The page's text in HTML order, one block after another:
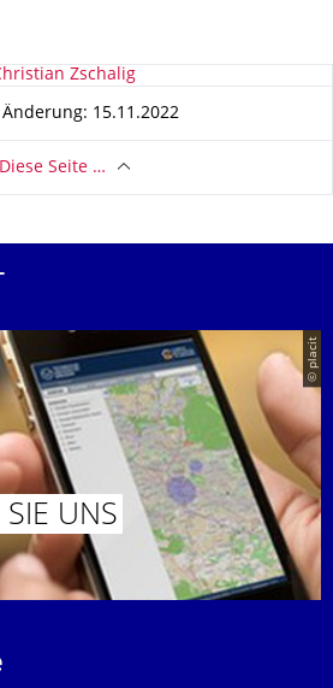
Zschalig
Änderung: 15.11.2022
Diese Seite …
© placit
SIE UNS